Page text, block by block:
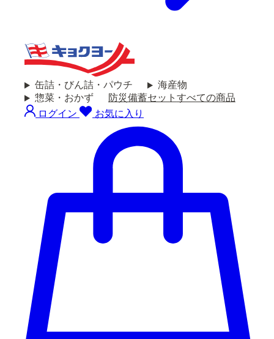
缶詰・びん詰・パウチ
海産物
惣菜・おかず
防災備蓄セット すべての商品
ログイン
お気に入り